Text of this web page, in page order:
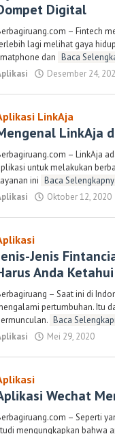
Digital
– Fintech
lagi melihat gaya
dan Baca
Desember 24,
LinkAja
LinkAja
– LinkAja
untuk melakukan
ini Baca
Oktober 12, 2020
Jenis
Anda Ketahui
– Saat ini di
pertumbuhan. Itu
Baca
Mei 29, 2020
Wechat
– Seperti
mengungkapkan bahwa